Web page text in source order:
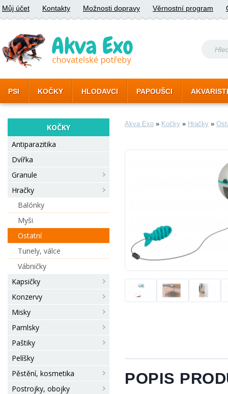
Můj účet Kontakty Možnosti dopravy Věrnostní program
PSI KOČKY HLODAVCI PAPOUŠCI
KOČKY
Antiparazitika
Dvířka
Granule
Hračky
Balónky
Myši
Ostatní
Tunely, válce
Vábničky
Kapsičky
Konzervy
Misky
Pamlsky
Paštiky
Pelíšky
Pěstění, kosmetika
Postrojky, obojky
Akva Exo » Kočky » Hračky »
POPIS